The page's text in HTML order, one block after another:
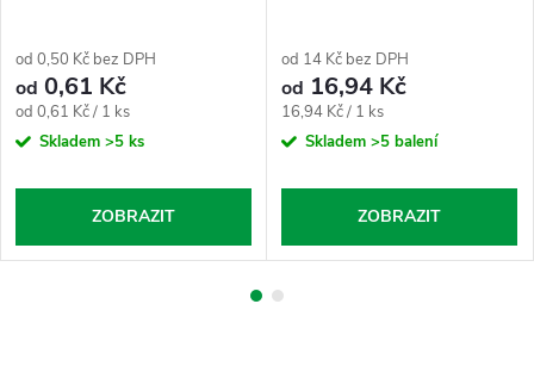
od 0,50 Kč bez DPH
od 0,61 Kč
Měrná
cena:
od 0,61 Kč / 1 ks
Skladem >5 ks
ZOBRAZIT
od 14 Kč bez DPH
od 16,94 Kč
Měrná
cena:
16,94 Kč / 1 ks
Skladem >5 balení
ZOBRAZIT